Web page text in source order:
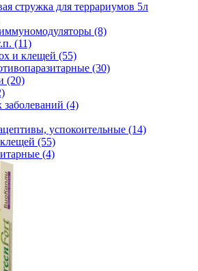
стружка для террариумов 5л
(8)
(11)
и клещей (55)
(30)
(20)
(4)
успокоительные (14)
(55)
(4)